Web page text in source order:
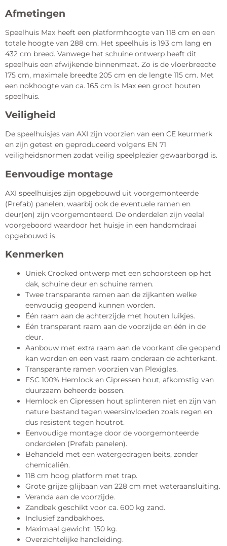
Afmetingen
Speelhuis Max heeft een platformhoogte van 118 cm en een
totale hoogte van 288 cm. Het speelhuis is 193 cm lang en
432 cm breed. Vanwege het schuine ontwerp heeft dit
speelhuis een afwijkende binnenmaat. Zo is de vloerbreedte
175 cm, maximale breedte 205 cm en de lengte 115 cm. Met
een nokhoogte van ca. 165 cm is Max een groot houten
speelhuis.
Veiligheid
De speelhuisjes van AXI zijn voorzien van een CE keurmerk
en zijn getest en geproduceerd volgens EN 71
veiligheidsnormen zodat veilig speelplezier gewaarborgd is.
Eenvoudige montage
AXI speelhuisjes zijn opgebouwd uit voorgemonteerde
(Prefab) panelen, waarbij ook de eventuele ramen en
deur(en) zijn voorgemonteerd. De onderdelen zijn veelal
voorgeboord waardoor het huisje in een handomdraai
opgebouwd is.
Kenmerken
Uniek Crooked ontwerp met een schoorsteen op het
dak, schuine deur en schuine ramen.
Twee transparante ramen aan de zijkanten welke
eenvoudig geopend kunnen worden.
Één raam aan de achterzijde met houten luikjes.
Één transparant raam aan de voorzijde en één in de
deur.
Aanbouw met extra raam aan de voorkant die geopend
kan worden en een vast raam onderaan de achterkant.
Transparante ramen voorzien van Plexiglas.
FSC 100% Hemlock en Cipressen hout, afkomstig van
duurzaam beheerde bossen.
Hemlock en Cipressen hout splinteren niet en zijn van
nature bestand tegen weersinvloeden zoals regen en
dus resistent tegen houtrot.
Eenvoudige montage door de voorgemonteerde
onderdelen (Prefab panelen).
Behandeld met een watergedragen beits, zonder
chemicaliën.
118 cm hoog platform met trap.
Grote grijze glijbaan van 228 cm met wateraansluiting.
Veranda aan de voorzijde.
Zandbak geschikt voor ca. 600 kg zand.
Inclusief zandbakhoes.
Maximaal gewicht: 150 kg.
Overzichtelijke handleiding.